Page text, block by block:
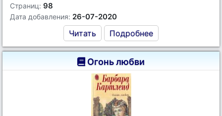
Страниц: 98
Дата добавления: 26-07-2020
Читать Подробнее
Огонь любви